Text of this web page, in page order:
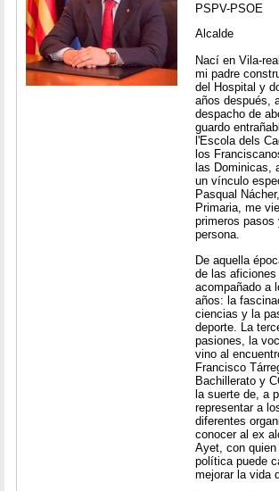
PSPV-PSOE
Alcalde
Nací en Vila-
mi padre
del Hospital y
años después,
despacho de
guardo
l'Escola dels
los
las Dominicas,
un vínculo
Pasqual
Primaria, me
primeros
persona.
De aquella
de las
acompañado a
años: la
ciencias y la
deporte. La
pasiones, la
vino al
Francisco
Bachillerato y
la suerte de, a
representar a
diferentes
conocer al ex
Ayet, con
política puede
mejorar la vida